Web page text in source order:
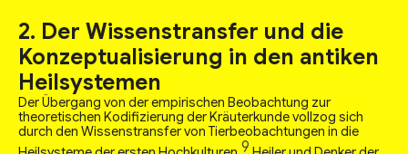
2. Der Wissenstransfer und die
Konzeptualisierung in den antiken
Heilsystemen
Der Übergang von der empirischen Beobachtung zur
theoretischen Kodifizierung der Kräuterkunde vollzog sich
durch den Wissenstransfer von Tierbeobachtungen in die
9